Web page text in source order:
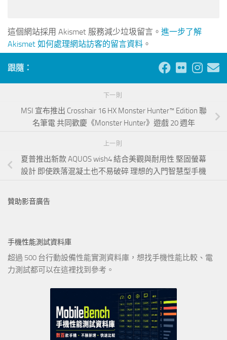
這個網站採用 Akismet 服務減少垃圾留言。 進一步了解
Akismet 如何處理網站訪客的留言資料 。
跟隨：
下一則
MSI 宣布推出 Crosshair 16 HX Monster Hunter™ Edition 聯
名筆電 共同歡慶《Monster Hunter》遊戲 20 週年
上一則
夏普推出新款 AQUOS wish4 結合美觀與耐用性 堅固螢幕
設計 即使跌落混凝土也不易破碎 理想的入門智慧型手機
贊助影音廣告
手機性能測試資料庫
超過 500 台行動設備性能實測資料庫，想找手機性能比較、電
力測試都可以在這裡找到參考。